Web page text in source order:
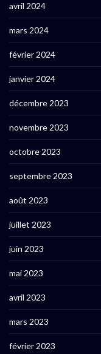
avril 2024
mars 2024
février 2024
janvier 2024
décembre 2023
novembre 2023
octobre 2023
septembre 2023
août 2023
juillet 2023
juin 2023
mai 2023
avril 2023
mars 2023
février 2023